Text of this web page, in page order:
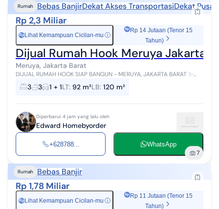
Rumah Bebas BanjirDekat Akses TransportasiDekat
Rp 2,3 Miliar
Rp Lihat Kemampuan Cicilan-mu ⓘ
Rp 14 Jutaan (Tenor 15
Tahun)
Dijual Rumah Hook Meruya Jakarta
Meruya, Jakarta Barat
DIJUAL RUMAH HOOK SIAP BANGUN - MERUYA, JAKARTA BARAT ✨
Kesempatan memiliki rumah impian dengan konsep custom sesuai
keinginan Anda! Lokasi: M...
3 3 1 + 1LT: 92 m²LB: 120 m²
Diperbarui 4 jam yang lalu oleh
Edward Homebyorder
+628788... WhatsApp
7
Rumah Bebas Banjir
Rp 1,78 Miliar
Rp Lihat Kemampuan Cicilan-mu ⓘ
Rp 11 Jutaan (Tenor 15
Tahun)